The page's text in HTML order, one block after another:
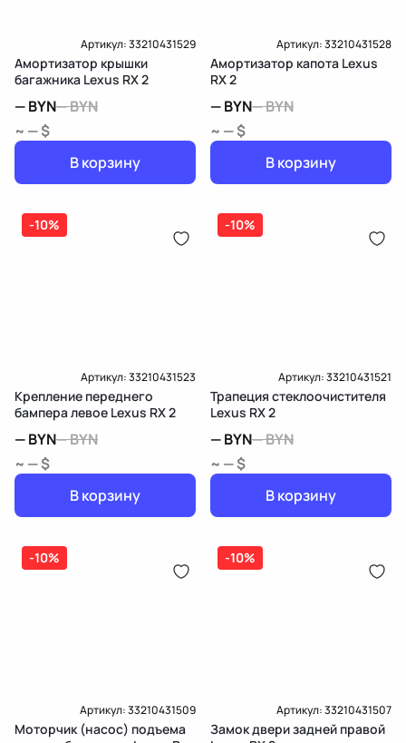
Артикул:33210431529
Амортизатор крышки
багажника Lexus RX 2
—BYN—BYN
~ — $
В корзину
Артикул:33210431528
Амортизатор капота Lexus
RX 2
—BYN—BYN
~ — $
В корзину
-10%
Артикул:33210431523
Крепление переднего
бампера левое Lexus RX 2
—BYN—BYN
~ — $
В корзину
-10%
Артикул:33210431521
Трапеция стеклоочистителя
Lexus RX 2
—BYN—BYN
~ — $
В корзину
-10%
Артикул:33210431509
Моторчик (насос) подъема
-10%
Артикул:33210431507
Замок двери задней правой